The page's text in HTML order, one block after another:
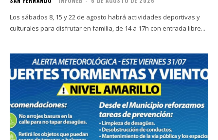
Los sábados 8, 15 y 22 de agosto habrá actividades deportivas y
culturales para disfrutar en familia, de 14 a 17h con entrada libre...